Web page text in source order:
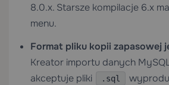
8.0.x. Starsze kompilacje 6.x
menu.
Format pliku kopii zapasowej
Kreator importu danych
akceptuje pliki
.sql